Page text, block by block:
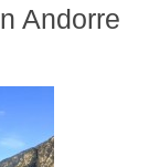
Andorre